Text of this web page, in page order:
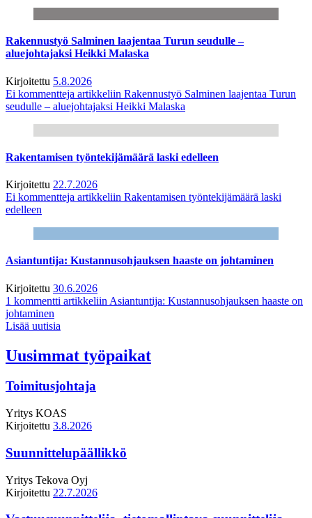
Rakennustyö Salminen laajentaa Turun seudulle –
aluejohtajaksi Heikki Malaska
Kirjoitettu 5.8.2026
Ei kommentteja artikkeliin Rakennustyö Salminen laajentaa Turun
seudulle – aluejohtajaksi Heikki Malaska
Rakentamisen työntekijämäärä laski edelleen
Kirjoitettu 22.7.2026
Ei kommentteja artikkeliin Rakentamisen työntekijämäärä laski
edelleen
Asiantuntija: Kustannusohjauksen haaste on johtaminen
Kirjoitettu 30.6.2026
1 kommentti artikkeliin Asiantuntija: Kustannusohjauksen haaste on
johtaminen
Lisää uutisia
Uusimmat työpaikat
Toimitusjohtaja
Yritys KOAS
Kirjoitettu 3.8.2026
Suunnittelupäällikkö
Yritys Tekova Oyj
Kirjoitettu 22.7.2026